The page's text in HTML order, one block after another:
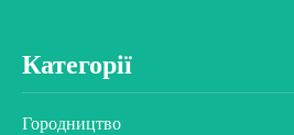
Категорії
Городництво